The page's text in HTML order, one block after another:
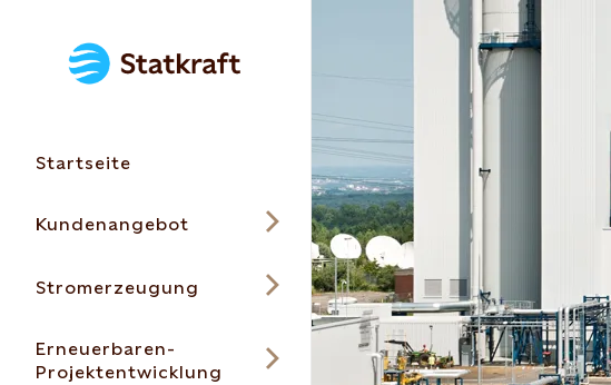
Startseite
Kundenangebot
Stromerzeugung
Erneuerbaren-
Projektentwicklung